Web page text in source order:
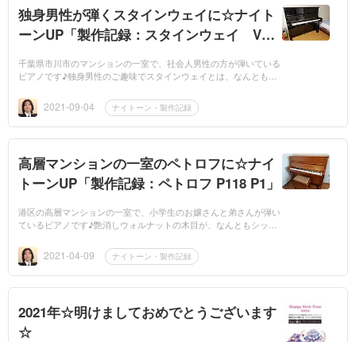
独身男性が弾くスタインウェイに☆ナイト
ーンUP「製作記録：スタインウェイ V
千葉県市川市のマンションの一室で、社会人男性の方が弾いている
ピアノです♪独身男性のご趣味でスタインウェイとは、なんとも素
趣味でサークル...
2021-09-04 ナイトーン・製作記録
高層マンションの一室のペトロフに☆ナイ
トーンUP「製作記録：ペトロフ P118 P1」
港区の高層マンションの一室で、小学生のお嬢さんと弟さんが弾い
ているピアノです♪艶消しウォルナットの木目が、なんともシック
音色で、指に滑ら...
2021-04-09 ナイトーン・製作記録
2021年☆明けましておめでとうございます
☆